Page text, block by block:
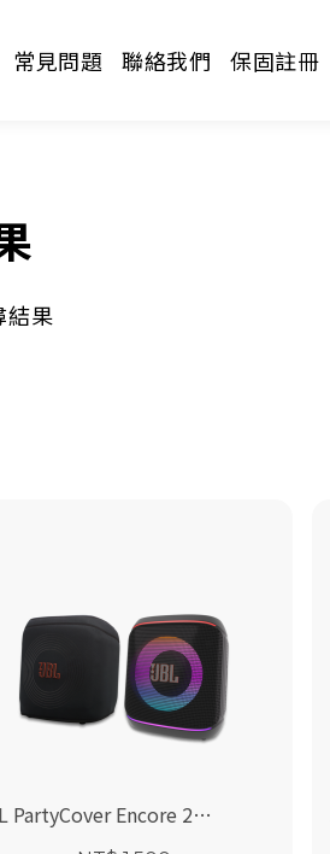
常見問題 聯絡我們 保固註冊
結果
PartyCover Encore 2
Encore 2 與 PartyBox